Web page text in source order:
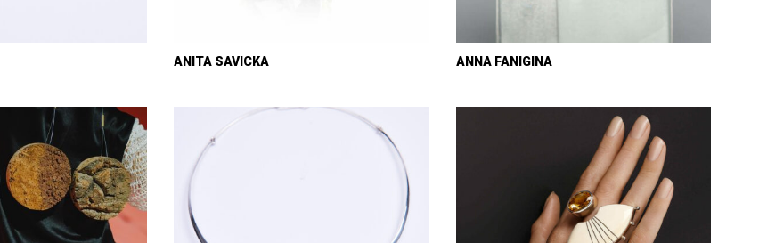
ANITA SAVICKA ANNA FANIGINA